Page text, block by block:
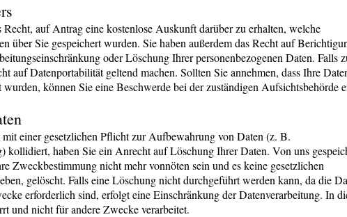
Recht, auf Antrag eine kostenlose Auskunft darüber zu erhalten, welche
über Sie gespeichert wurden. Sie haben außerdem das Recht auf
oder Löschung Ihrer personenbezogenen Daten. Falls
auf Datenportabilität geltend machen. Sollten Sie annehmen, dass Ihre
wurden, können Sie eine Beschwerde bei der zuständigen Aufsichtsbehörde
einer gesetzlichen Pflicht zur Aufbewahrung von Daten (z. B.
kollidiert, haben Sie ein Anrecht auf Löschung Ihrer Daten. Von uns
Zweckbestimmung nicht mehr vonnöten sein und es keine gesetzlichen
gelöscht. Falls eine Löschung nicht durchgeführt werden kann, da die
erforderlich sind, erfolgt eine Einschränkung der Datenverarbeitung. In
und nicht für andere Zwecke verarbeitet.